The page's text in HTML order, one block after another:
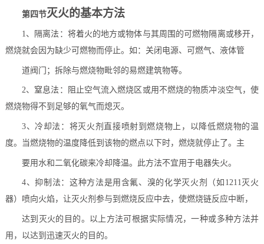
第四节灭火的基本方法
1、隔离法：将着火的地方或物体与其周围的可燃物隔离或移开，
燃烧就会因为缺少可燃物而停止。如：关闭电源、可燃气、液体管
道阀门；拆除与燃烧物毗邻的易燃建筑物等。
2、窒息法：阻止空气流入燃烧区或用不燃烧的物质冲淡空气，使
燃烧物得不到足够的氧气而熄灭。
3、冷却法：将灭火剂直接喷射到燃烧物上，以降低燃烧物的温
度。当燃烧物的温度降低到该物的燃点以下时，燃烧就停止了。主
要用水和二氧化碳来冷却降温。此方法不宜用于电器失火。
4、抑制法：这种方法是用含氟、溴的化学灭火剂（如1211灭火
器）喷向火焰，让灭火剂参与到燃烧反应中去，使燃烧链反应中断，
达到灭火的目的。
以上方法可根据实际情况，一种或多种方法并
用，以达到迅速灭火的目的。